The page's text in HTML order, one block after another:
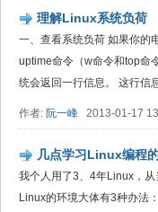
理解Linux系统负荷
一、查看系统负荷 如果你的
uptime命令（w命令和top命
统会返回一行信息。 这行信
作者: 阮一峰 2013-01-17
几点学习Linux编程
我个人用了3、4年Linux，
Linux的环境大体有3种办法